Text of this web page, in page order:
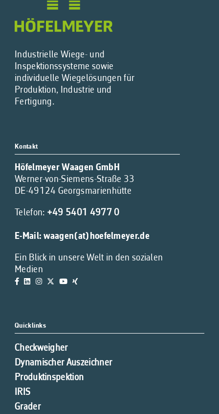
Industrielle Wiege- und
Inspektionssysteme sowie
individuelle Wiegelösungen für
Produktion, Industrie und
Fertigung.
Kontakt
Höfelmeyer Waagen GmbH
Werner-von-Siemens-Straße 33
DE-49124 Georgsmarienhütte
Telefon: +49 5401 4977 0
E-Mail:waagen(at)hoefelmeyer.de
Ein Blick in unsere Welt in den sozialen
Medien
Quicklinks
Checkweigher
Dynamischer Auszeichner
Produktinspektion
IRIS
Grader